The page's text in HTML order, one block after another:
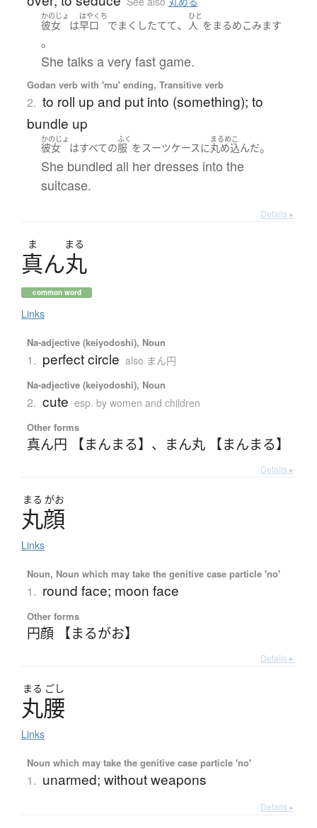
かのじょ
彼女 は
はやくち
早口 でまくしたてて、
ひと
人 を まるめこみます
。
She talks a very fast game.
Godan verb with 'mu' ending, Transitive verb
2. to roll up and put into (something); to
bundle up
かのじょ
彼女 はすべての
ふく
服 を スーツケースに
まるめこ
丸め込んだ。
She bundled all her dresses into the
suitcase.
Details ▸
ま まる
真ん丸
common word
Links
Na-adjective (keiyodoshi), Noun
1. perfect circle also まん円
Na-adjective (keiyodoshi), Noun
2. cute esp. by women and children
Other forms
真ん円 【まんまる】 、 まん丸 【まんまる】
Details ▸
まる がお
丸顔
Links
Noun, Noun which may take the genitive case particle 'no'
1. round face; moon face
Other forms
円顔 【まるがお】
Details ▸
まる ごし
丸腰
Links
Noun which may take the genitive case particle 'no'
1. unarmed; without weapons
Details ▸